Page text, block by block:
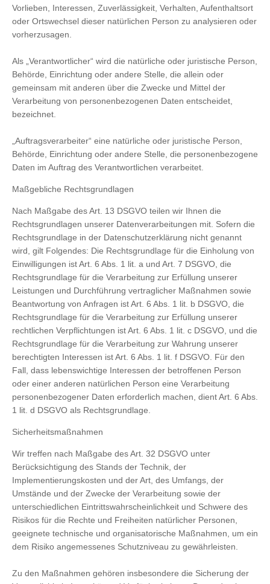
Vorlieben, Interessen, Zuverlässigkeit, Verhalten, Aufenthaltsort
oder Ortswechsel dieser natürlichen Person zu analysieren oder
vorherzusagen.
Als „Verantwortlicher“ wird die natürliche oder juristische Person,
Behörde, Einrichtung oder andere Stelle, die allein oder
gemeinsam mit anderen über die Zwecke und Mittel der
Verarbeitung von personenbezogenen Daten entscheidet,
bezeichnet.
„Auftragsverarbeiter“ eine natürliche oder juristische Person,
Behörde, Einrichtung oder andere Stelle, die personenbezogene
Daten im Auftrag des Verantwortlichen verarbeitet.
Maßgebliche Rechtsgrundlagen
Nach Maßgabe des Art. 13 DSGVO teilen wir Ihnen die
Rechtsgrundlagen unserer Datenverarbeitungen mit. Sofern die
Rechtsgrundlage in der Datenschutzerklärung nicht genannt
wird, gilt Folgendes: Die Rechtsgrundlage für die Einholung von
Einwilligungen ist Art. 6 Abs. 1 lit. a und Art. 7 DSGVO, die
Rechtsgrundlage für die Verarbeitung zur Erfüllung unserer
Leistungen und Durchführung vertraglicher Maßnahmen sowie
Beantwortung von Anfragen ist Art. 6 Abs. 1 lit. b DSGVO, die
Rechtsgrundlage für die Verarbeitung zur Erfüllung unserer
rechtlichen Verpflichtungen ist Art. 6 Abs. 1 lit. c DSGVO, und die
Rechtsgrundlage für die Verarbeitung zur Wahrung unserer
berechtigten Interessen ist Art. 6 Abs. 1 lit. f DSGVO. Für den
Fall, dass lebenswichtige Interessen der betroffenen Person
oder einer anderen natürlichen Person eine Verarbeitung
personenbezogener Daten erforderlich machen, dient Art. 6 Abs.
1 lit. d DSGVO als Rechtsgrundlage.
Sicherheitsmaßnahmen
Wir treffen nach Maßgabe des Art. 32 DSGVO unter
Berücksichtigung des Stands der Technik, der
Implementierungskosten und der Art, des Umfangs, der
Umstände und der Zwecke der Verarbeitung sowie der
unterschiedlichen Eintrittswahrscheinlichkeit und Schwere des
Risikos für die Rechte und Freiheiten natürlicher Personen,
geeignete technische und organisatorische Maßnahmen, um ein
dem Risiko angemessenes Schutzniveau zu gewährleisten.
Zu den Maßnahmen gehören insbesondere die Sicherung der